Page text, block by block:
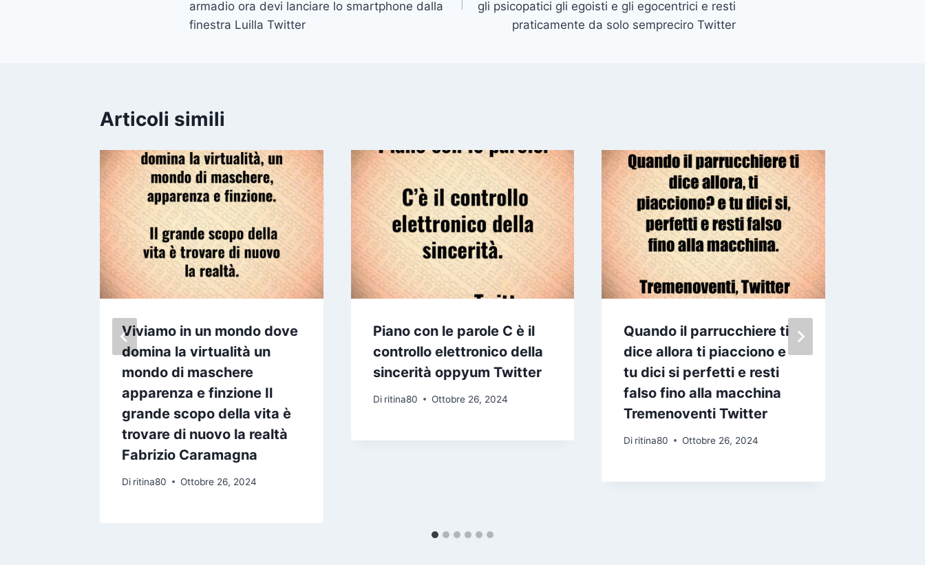
armadio ora devi lanciare lo smartphone dalla
finestra Luilla Twitter
gli psicopatici gli egoisti e gli egocentrici e resti
praticamente da solo sempreciro Twitter
Articoli simili
Viviamo in un mondo dove
domina la virtualità un
mondo di maschere
apparenza e finzione Il
grande scopo della vita è
trovare di nuovo la realtà
Fabrizio Caramagna
Di ritina80 Ottobre 26, 2024
Piano con le parole C è il
controllo elettronico della
sincerità oppyum Twitter
Di ritina80 Ottobre 26, 2024
Quando il parrucchiere ti
dice allora ti piacciono e
tu dici si perfetti e resti
falso fino alla macchina
Tremenoventi Twitter
Di ritina80 Ottobre 26, 2024